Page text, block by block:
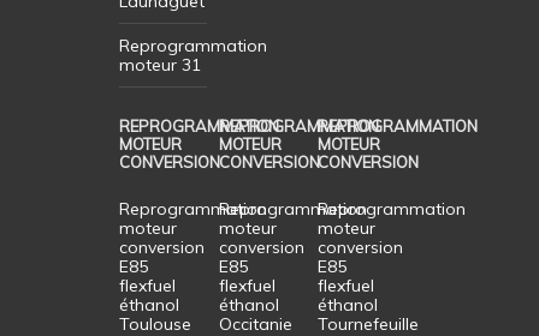
Reprogrammation
moteur 31
REPROGRAMMATION
MOTEUR
CONVERSION
Reprogrammation
moteur
conversion
E85
flexfuel
éthanol
Toulouse
REPROGRAMMATION
MOTEUR
CONVERSION
Reprogrammation
moteur
conversion
E85
flexfuel
éthanol
Occitanie
REPROGRAMMATION
MOTEUR
CONVERSION
Reprogrammation
moteur
conversion
E85
flexfuel
éthanol
Tournefeuille